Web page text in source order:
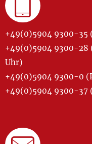
+49(0)5904 9300-35
+49(0)5904 9300-28
Uhr)
+49(0)5904 9300-0
+49(0)5904 9300-37